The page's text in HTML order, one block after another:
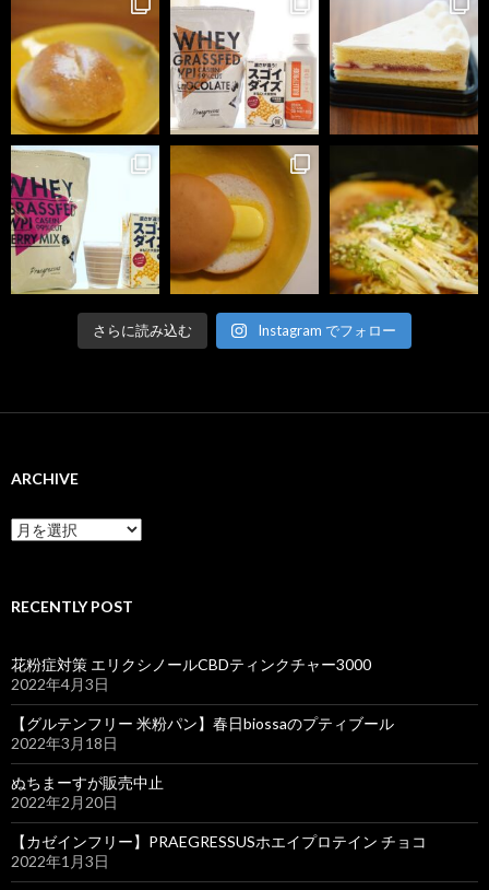
さらに読み込む Instagram でフォロー
ARCHIVE
ARCHIVE
RECENTLY POST
花粉症対策 エリクシノールCBDティンクチャー3000
2022年4月3日
【グルテンフリー 米粉パン】春日biossaのプティブール
2022年3月18日
ぬちまーすが販売中止
2022年2月20日
【カゼインフリー】PRAEGRESSUSホエイプロテイン チョコ
2022年1月3日